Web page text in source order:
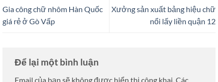
Gia công chữ nhôm Hàn Quốc
giá rẻ ở Gò Vấp
Xưởng sản xuất bảng hiệu chữ
nổi lấy liền quận 12
Để lại một bình luận
Email của bạn sẽ không được hiển thị công khai.Các